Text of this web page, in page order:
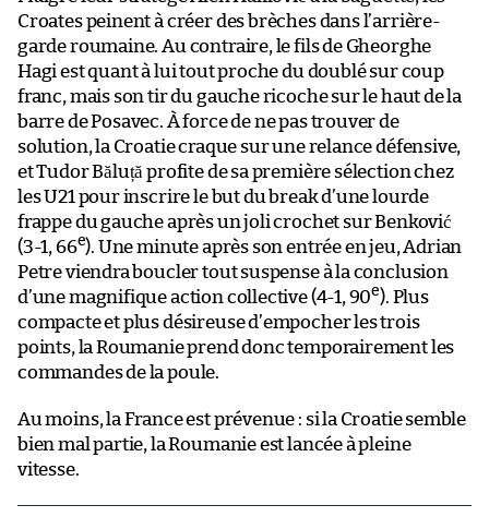
Croates peinent à créer des brèches dans l’arrière-
garde roumaine. Au contraire, le fils de Gheorghe
Hagi est quant à lui tout proche du doublé sur coup
franc, mais son tir du gauche ricoche sur le haut de la
barre de Posavec. À force de ne pas trouver de
solution, la Croatie craque sur une relance défensive,
et Tudor Băluță profite de sa première sélection chez
les U21 pour inscrire le but du break d’une lourde
frappe du gauche après un joli crochet sur Benković
(3-1, 66e). Une minute après son entrée en jeu, Adrian
Petre viendra boucler tout suspense à la conclusion
d’une magnifique action collective (4-1, 90e). Plus
compacte et plus désireuse d’empocher les trois
points, la Roumanie prend donc temporairement les
commandes de la poule.
Au moins, la France est prévenue : si la Croatie semble
bien mal partie, la Roumanie est lancée à pleine
vitesse.